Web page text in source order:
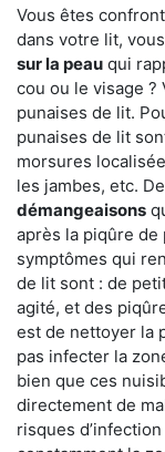
Vous êtes
dans votre lit,
sur la peau qui
cou ou le visage
punaises de lit.
punaises de lit
morsures
les jambes, etc.
démangeaisons
après la piqûre de
symptômes qui
de lit sont : de
agité, et des
est de nettoyer la
pas infecter la
bien que ces
directement de
risques